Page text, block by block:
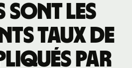
sont les
taux de
par